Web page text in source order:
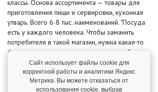
классы. Основа ассортимента — товары для
приготовления пищи и сервировки, кухонная
утварь. Всего 6-8 тыс. наименований. "Посуда
есть у каждого человека. Чтобы заманить
потребителя в такой магазин, нужна какая-то
фишка, а кулинарные мастер-классы сейчас в
моде,— рассуждает совладелец сети
гипермаркетов товаров для дома "Уютерра"
Александр Селиверстов.— Дело это затратное,
Сайт использует файлы cookie для
корректной работы и аналитики Яндекс
Метрика. Вы можете отказаться от
использования cookie, выбрав